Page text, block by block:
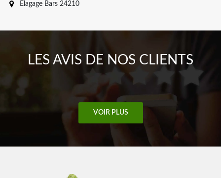
Elagage Bars 24210
LES AVIS DE NOS CLIENTS
VOIR PLUS